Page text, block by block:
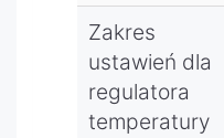
program
owalny
tygodnio
wy
przewod
Zakres
ustawień dla
regulatora
temperatury